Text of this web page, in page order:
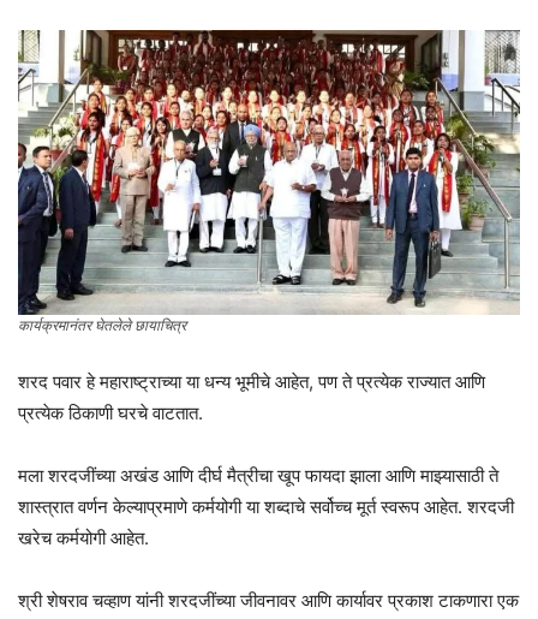
कार्यक्रमानंतर घेतलेले छायाचित्र
शरद पवार हे महाराष्ट्राच्या या धन्य भूमीचे आहेत, पण ते प्रत्येक राज्यात आणि
प्रत्येक ठिकाणी घरचे वाटतात.
मला शरदजींच्या अखंड आणि दीर्घ मैत्रीचा खूप फायदा झाला आणि माझ्यासाठी ते
शास्त्रात वर्णन केल्याप्रमाणे कर्मयोगी या शब्दाचे सर्वोच्च मूर्त स्वरूप आहेत. शरदजी
खरेच कर्मयोगी आहेत.
श्री शेषराव चव्हाण यांनी शरदजींच्या जीवनावर आणि कार्यावर प्रकाश टाकणारा एक